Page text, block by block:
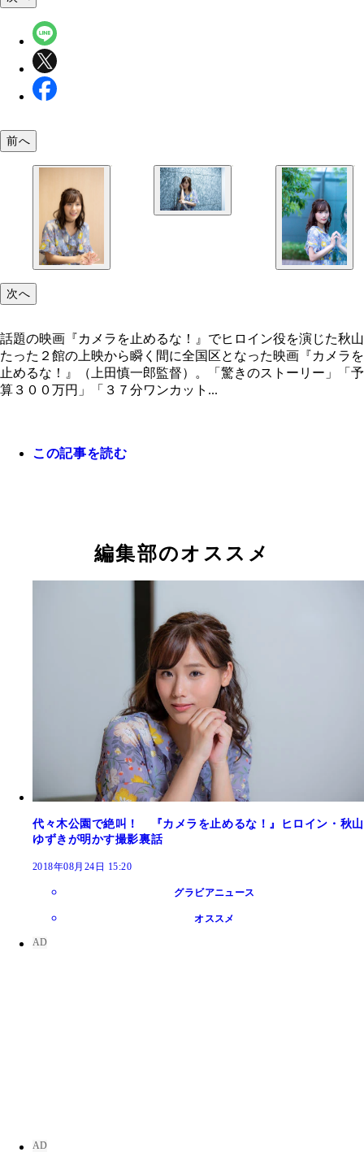
前へ
次へ
話題の映画『カメラを止めるな！』でヒロイン役を演じた秋山
たった２館の上映から瞬く間に全国区となった映画『カメラを
止めるな！』（上田慎一郎監督）。「驚きのストーリー」「予
算３００万円」「３７分ワンカット...
この記事を読む
編集部のオススメ
代々木公園で絶叫！ 『カメラを止めるな！』ヒロイン・秋山
ゆずきが明かす撮影裏話
2018年08月24日 15:20
グラビアニュース
オススメ